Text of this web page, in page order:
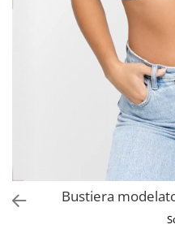
Bustiera